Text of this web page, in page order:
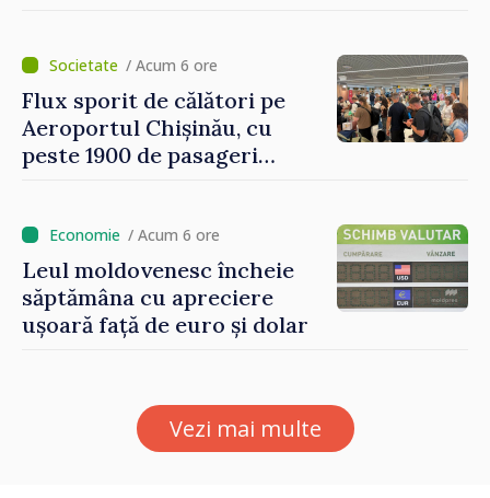
/ Acum 6 ore
Flux sporit de călători pe
Aeroportul Chișinău, cu
peste 1900 de pasageri
/ Acum 6 ore
Leul moldovenesc încheie
săptămâna cu apreciere
ușoară față de euro și dolar
Vezi mai multe